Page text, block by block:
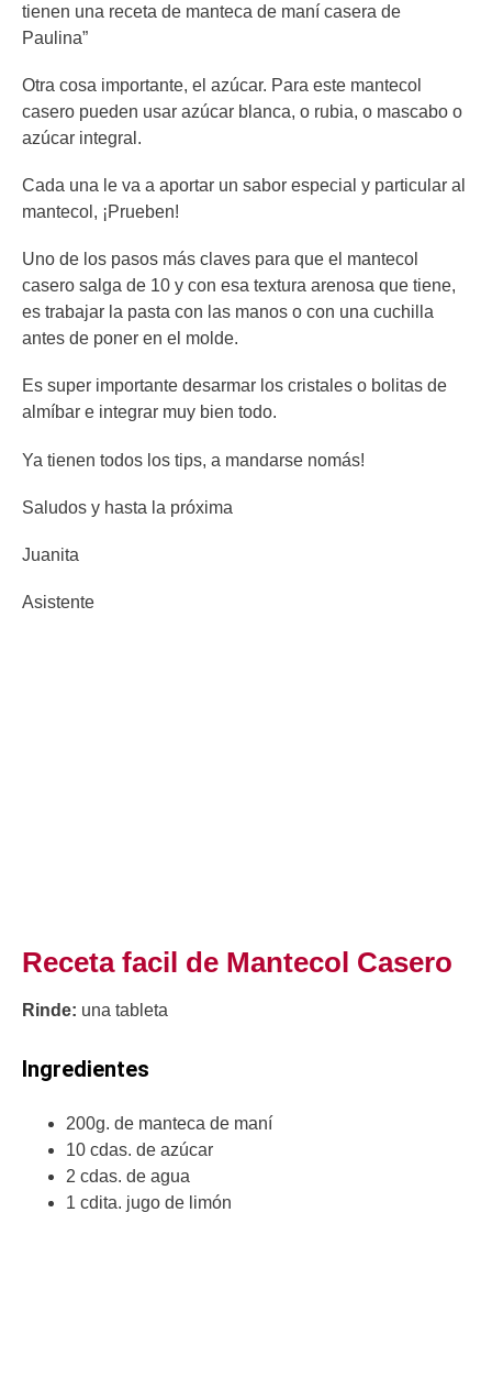
tienen una receta de manteca de maní casera de
Paulina”
Otra cosa importante, el azúcar. Para este mantecol
casero pueden usar azúcar blanca, o rubia, o mascabo o
azúcar integral.
Cada una le va a aportar un sabor especial y particular al
mantecol, ¡Prueben!
Uno de los pasos más claves para que el mantecol
casero salga de 10 y con esa textura arenosa que tiene,
es trabajar la pasta con las manos o con una cuchilla
antes de poner en el molde.
Es super importante desarmar los cristales o bolitas de
almíbar e integrar muy bien todo.
Ya tienen todos los tips, a mandarse nomás!
Saludos y hasta la próxima
Juanita
Asistente
Receta facil de Mantecol Casero
Rinde: una tableta
Ingredientes
200g. de manteca de maní
10 cdas. de azúcar
2 cdas. de agua
1 cdita. jugo de limón